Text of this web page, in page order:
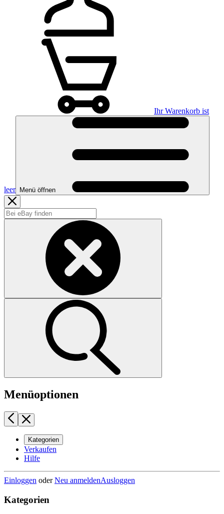
Ihr Warenkorb ist
leer Menü öffnen
Menüoptionen
Kategorien
Verkaufen
Hilfe
Einloggen oderNeu anmeldenAusloggen
Kategorien